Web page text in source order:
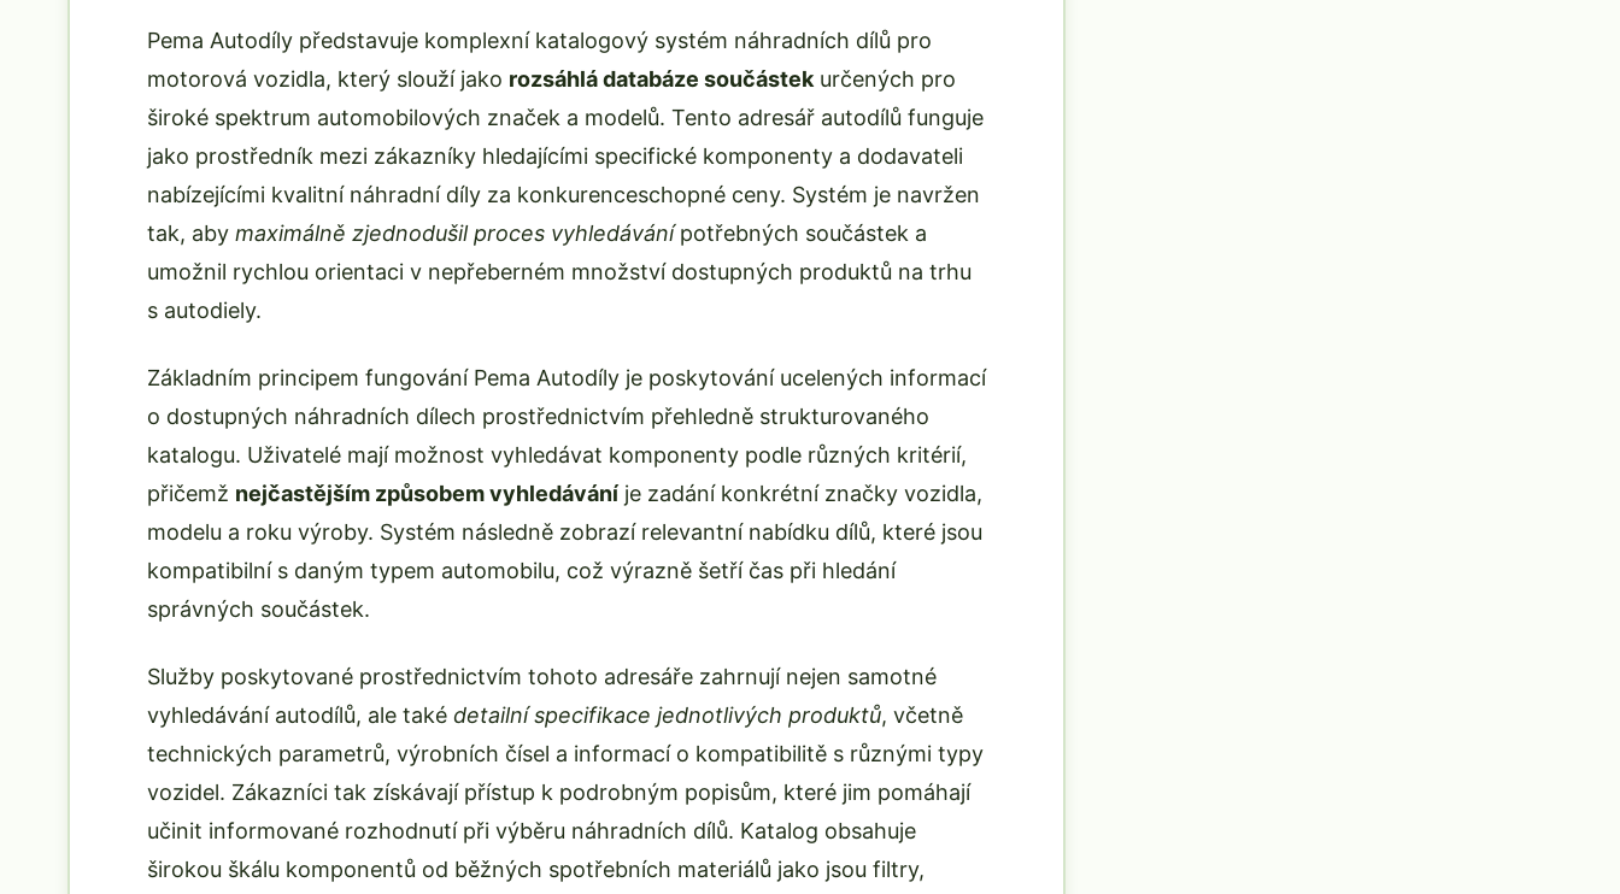
Pema Autodíly představuje komplexní katalogový systém náhradních dílů pro
motorová vozidla, který slouží jako rozsáhlá databáze součástek určených pro
široké spektrum automobilových značek a modelů. Tento adresář autodílů funguje
jako prostředník mezi zákazníky hledajícími specifické komponenty a dodavateli
nabízejícími kvalitní náhradní díly za konkurenceschopné ceny. Systém je navržen
tak, aby maximálně zjednodušil proces vyhledávánípotřebných součástek a
umožnil rychlou orientaci v nepřeberném množství dostupných produktů na trhu
s autodiely.
Základním principem fungování Pema Autodíly je poskytování ucelených informací
o dostupných náhradních dílech prostřednictvím přehledně strukturovaného
katalogu. Uživatelé mají možnost vyhledávat komponenty podle různých kritérií,
přičemž nejčastějším způsobem vyhledávání je zadání konkrétní značky vozidla,
modelu a roku výroby. Systém následně zobrazí relevantní nabídku dílů, které jsou
kompatibilní s daným typem automobilu, což výrazně šetří čas při hledání
správných součástek.
Služby poskytované prostřednictvím tohoto adresáře zahrnují nejen samotné
vyhledávání autodílů, ale také detailní specifikace jednotlivých produktů, včetně
technických parametrů, výrobních čísel a informací o kompatibilitě s různými typy
vozidel. Zákazníci tak získávají přístup k podrobným popisům, které jim pomáhají
učinit informované rozhodnutí při výběru náhradních dílů. Katalog obsahuje
širokou škálu komponentů od běžných spotřebních materiálů jako jsou filtry,